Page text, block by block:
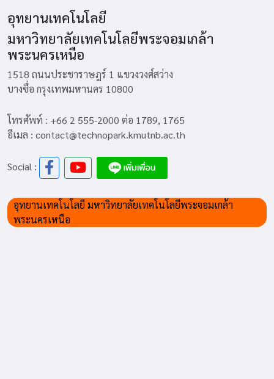
อุทยานเทคโนโลยี
มหาวิทยาลัยเทคโนโลยีพระจอมเกล้า
พระนครเหนือ
1518 ถนนประชาราษฎร์ 1 แขวงวงศ์สว่าง
บางซื่อ กรุงเทพมหานคร 10800
โทรศัพท์ : +66 2 555-2000 ต่อ 1789, 1765
อีเมล : contact@technopark.kmutnb.ac.th
Social :
อุทยานเทคโนโลยี มหาวิทยาลัยเทคโนโลยีพระจอมเกล้า
พระนครเหนือ